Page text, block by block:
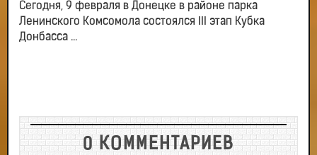
Сегодня, 9 февраля в Донецке в районе парка
Ленинского Комсомола состоялся III этап Кубка
Донбасса ...
0 КОММЕНТАРИЕВ